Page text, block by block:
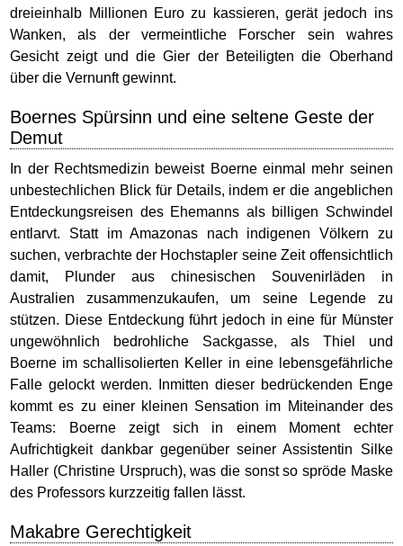
dreieinhalb Millionen Euro zu kassieren, gerät jedoch ins
Wanken, als der vermeintliche Forscher sein wahres
Gesicht zeigt und die Gier der Beteiligten die Oberhand
über die Vernunft gewinnt.
Boernes Spürsinn und eine seltene Geste der
Demut
In der Rechtsmedizin beweist Boerne einmal mehr seinen
unbestechlichen Blick für Details, indem er die angeblichen
Entdeckungsreisen des Ehemanns als billigen Schwindel
entlarvt. Statt im Amazonas nach indigenen Völkern zu
suchen, verbrachte der Hochstapler seine Zeit offensichtlich
damit, Plunder aus chinesischen Souvenirläden in
Australien zusammenzukaufen, um seine Legende zu
stützen. Diese Entdeckung führt jedoch in eine für Münster
ungewöhnlich bedrohliche Sackgasse, als Thiel und
Boerne im schallisolierten Keller in eine lebensgefährliche
Falle gelockt werden. Inmitten dieser bedrückenden Enge
kommt es zu einer kleinen Sensation im Miteinander des
Teams: Boerne zeigt sich in einem Moment echter
Aufrichtigkeit dankbar gegenüber seiner Assistentin Silke
Haller (Christine Urspruch), was die sonst so spröde Maske
des Professors kurzzeitig fallen lässt.
Makabre Gerechtigkeit